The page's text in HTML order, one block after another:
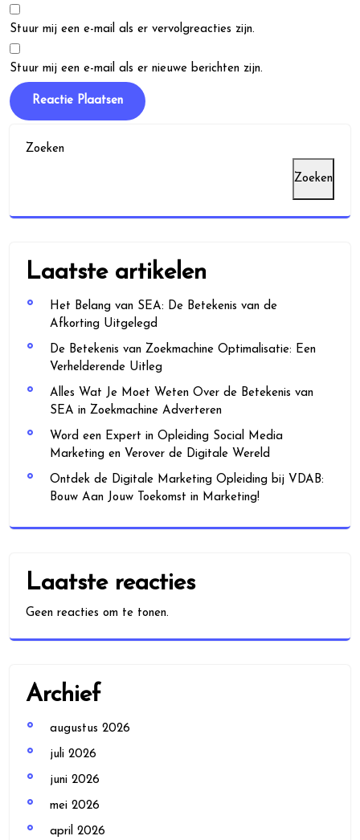
Stuur mij een e-mail als er vervolgreacties zijn.
Stuur mij een e-mail als er nieuwe berichten zijn.
Zoeken
Zoeken
Laatste artikelen
Het Belang van SEA: De Betekenis van de
Afkorting Uitgelegd
De Betekenis van Zoekmachine Optimalisatie: Een
Verhelderende Uitleg
Alles Wat Je Moet Weten Over de Betekenis van
SEA in Zoekmachine Adverteren
Word een Expert in Opleiding Social Media
Marketing en Verover de Digitale Wereld
Ontdek de Digitale Marketing Opleiding bij VDAB:
Bouw Aan Jouw Toekomst in Marketing!
Laatste reacties
Geen reacties om te tonen.
Archief
augustus 2026
juli 2026
juni 2026
mei 2026
april 2026